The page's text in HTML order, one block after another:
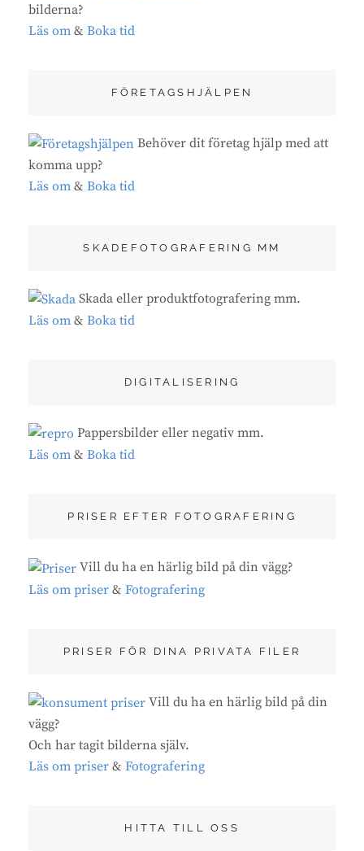
bilderna?
Läs om & Boka tid
FÖRETAGSHJÄLPEN
Behöver dit företag hjälp med att
komma upp?
Läs om & Boka tid
SKADEFOTOGRAFERING MM
Skada eller produktfotografering mm.
Läs om & Boka tid
DIGITALISERING
Pappersbilder eller negativ mm.
Läs om & Boka tid
PRISER EFTER FOTOGRAFERING
Vill du ha en härlig bild på din vägg?
Läs om priser & Fotografering
PRISER FÖR DINA PRIVATA FILER
Vill du ha en härlig bild på din
vägg?
Och har tagit bilderna själv.
Läs om priser & Fotografering
HITTA TILL OSS